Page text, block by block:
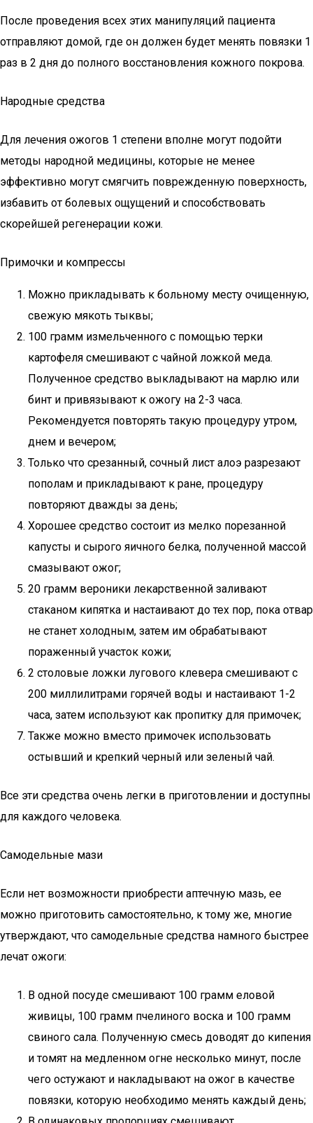
После проведения всех этих манипуляций пациента
отправляют домой, где он должен будет менять повязки 1
раз в 2 дня до полного восстановления кожного покрова.
Народные средства
Для лечения ожогов 1 степени вполне могут подойти
методы народной медицины, которые не менее
эффективно могут смягчить поврежденную поверхность,
избавить от болевых ощущений и способствовать
скорейшей регенерации кожи.
Примочки и компрессы
Можно прикладывать к больному месту очищенную,
свежую мякоть тыквы;
100 грамм измельченного с помощью терки
картофеля смешивают с чайной ложкой меда.
Полученное средство выкладывают на марлю или
бинт и привязывают к ожогу на 2-3 часа.
Рекомендуется повторять такую процедуру утром,
днем и вечером;
Только что срезанный, сочный лист алоэ разрезают
пополам и прикладывают к ране, процедуру
повторяют дважды за день;
Хорошее средство состоит из мелко порезанной
капусты и сырого яичного белка, полученной массой
смазывают ожог;
20 грамм вероники лекарственной заливают
стаканом кипятка и настаивают до тех пор, пока отвар
не станет холодным, затем им обрабатывают
пораженный участок кожи;
2 столовые ложки лугового клевера смешивают с
200 миллилитрами горячей воды и настаивают 1-2
часа, затем используют как пропитку для примочек;
Также можно вместо примочек использовать
остывший и крепкий черный или зеленый чай.
Все эти средства очень легки в приготовлении и доступны
для каждого человека.
Самодельные мази
Если нет возможности приобрести аптечную мазь, ее
можно приготовить самостоятельно, к тому же, многие
утверждают, что самодельные средства намного быстрее
лечат ожоги:
В одной посуде смешивают 100 грамм еловой
живицы, 100 грамм пчелиного воска и 100 грамм
свиного сала. Полученную смесь доводят до кипения
и томят на медленном огне несколько минут, после
чего остужают и накладывают на ожог в качестве
повязки, которую необходимо менять каждый день;